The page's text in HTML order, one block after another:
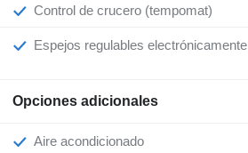
Control de crucero (tempomat)
Espejos regulables electrónicamente
Opciones adicionales
Aire acondicionado